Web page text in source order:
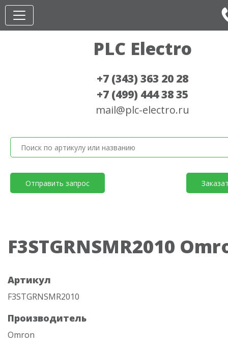
PLC Electro
+7 (343) 363 20 28
+7 (499) 444 38 35
mail@plc-electro.ru
Отправить запрос
F3STGRNSMR2010
Артикул
F3STGRNSMR2010
Производитель
Omron